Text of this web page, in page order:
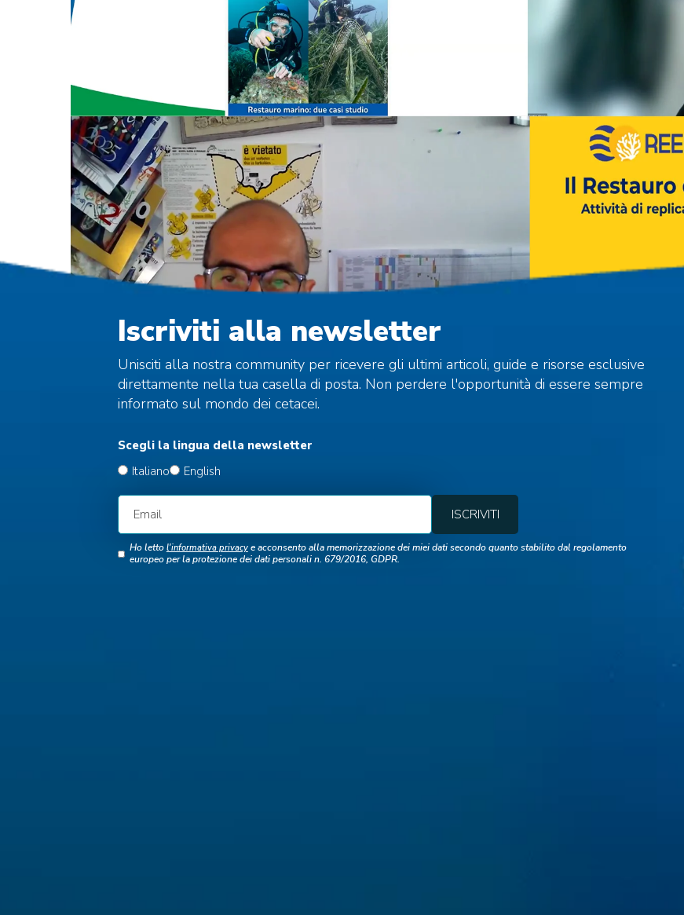
Iscriviti alla newsletter
Unisciti alla nostra community per ricevere gli ultimi articoli, guide e risorse esclusive
direttamente nella tua casella di posta. Non perdere l'opportunità di essere sempre
informato sul mondo dei cetacei.
Scegli la lingua della newsletter
Italiano
English
Ho letto l'informativa privacye acconsento alla memorizzazione dei miei dati secondo quanto stabilito dal regolamento
europeo per la protezione dei dati personali n. 679/2016, GDPR.